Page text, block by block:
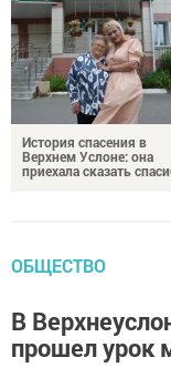
История спасения в
Верхнем Услоне: она
приехала сказать
ОБЩЕСТВО
В
прошел урок